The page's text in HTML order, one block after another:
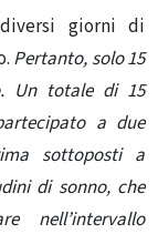
giorni di
Pertanto, solo 15
Un totale di 15
a due
sottoposti a
di sonno, che
nell’intervallo